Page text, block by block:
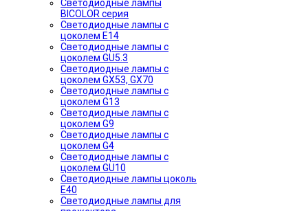
Светодиодные лампы
BICOLOR серия
Светодиодные лампы с
цоколем E14
Светодиодные лампы с
цоколем GU5.3
Светодиодные лампы с
цоколем GX53, GX70
Светодиодные лампы с
цоколем G13
Светодиодные лампы с
цоколем G9
Светодиодные лампы с
цоколем G4
Светодиодные лампы с
цоколем GU10
Светодиодные лампы цоколь
Е40
Светодиодные лампы для